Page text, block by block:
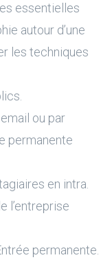
essentielles
autour d’une
les techniques
ou par
permanente
en intra.
l’entreprise
permanente.